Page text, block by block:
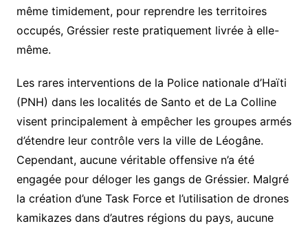
même timidement, pour reprendre les territoires
occupés, Gréssier reste pratiquement livrée à elle-
même.
Les rares interventions de la Police nationale d’Haïti
(PNH) dans les localités de Santo et de La Colline
visent principalement à empêcher les groupes armés
d’étendre leur contrôle vers la ville de Léogâne.
Cependant, aucune véritable offensive n’a été
engagée pour déloger les gangs de Gréssier. Malgré
la création d’une Task Force et l’utilisation de drones
kamikazes dans d’autres régions du pays, aucune